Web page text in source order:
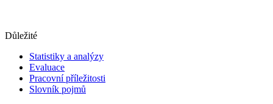
Důležité
Statistiky a analýzy
Evaluace
Pracovní příležitosti
Slovník pojmů